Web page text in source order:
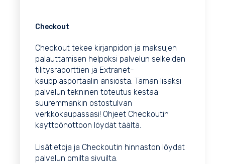
Checkout
Checkout tekee kirjanpidon ja maksujen
palauttamisen helpoksi palvelun selkeiden
tilitysraporttien ja Extranet-
kauppiasportaalin ansiosta. Tämän lisäksi
palvelun tekninen toteutus kestää
suuremmankin ostostulvan
verkkokaupassasi! Ohjeet Checkoutin
käyttöönottoon löydättäältä.
Lisätietoja ja Checkoutin hinnaston löydät
palvelun omilta sivuilta.